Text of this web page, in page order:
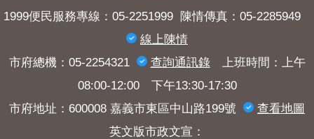
1999便民服務專線：05-2251999 陳情傳真：05-2285949
線上陳情
市府總機：05-2254321
查詢​通訊錄上班時間：上午
08:00-12:00 下午13:30-17:30
市府地址：600008 嘉義市東區中山路199號
查看地圖
英文版市政文宣：